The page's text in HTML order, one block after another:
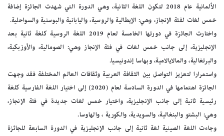
الألمانية عام 2018 لتكون اللغة الثانية، وهي الدورة التي شهدت الجائزة إضافة
خمس لغات لفئة الإنجاز، وهي: الإيطالية والروسية، واليابانية والبوسنية والسواحلية.
واختارت الجائزة في دورتها الخامسة لعام 2019 اللغة الروسية كلغة ثانية بعد
الإنجليزية، إلى جانب خمس لغات في فئة الإنجاز وهي: الصومالية، والأوزبكية،
والبرتغالية، والمالايالامية، وبهاسا إندونيسيا.
واستمرارا لتعزيز التواصل بين الثقافة العربية وثقافات العالم المختلفة فقد وجهت
الجائزة اهتمامها في الدورة السادسة لعام (2020) إلى اختيار اللغة الفارسية كلغة
رئيسية ثانية إلى جانب الإنجليزية، واختيار خمس لغات جديدة في فئة الإنجاز،
وهي: البشتو والبنغالية، والسويدية، والكورية ، والهاوسا.
وجاءت اللغة الصينية لغة ثانية إلى جانب الإنجليزية في الدورة السابعة للجائزة